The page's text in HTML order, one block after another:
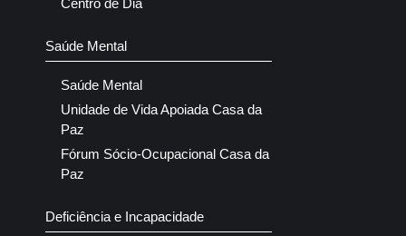
Saúde Mental
Saúde Mental
Unidade de Vida Apoiada Casa da
Paz
Fórum Sócio-Ocupacional Casa da
Paz
Deficiência e Incapacidade